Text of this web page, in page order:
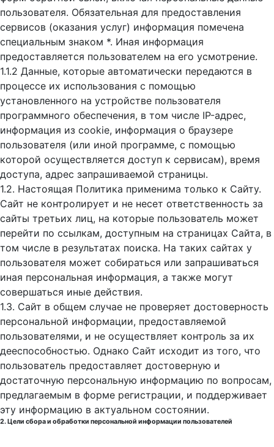
пользователя. Обязательная для предоставления
сервисов (оказания услуг) информация помечена
специальным знаком *. Иная информация
предоставляется пользователем на его усмотрение.
1.1.2 Данные, которые автоматически передаются в
процессе их использования с помощью
установленного на устройстве пользователя
программного обеспечения, в том числе IP-адрес,
информация из cookie, информация о браузере
пользователя (или иной программе, с помощью
которой осуществляется доступ к cервисам), время
доступа, адрес запрашиваемой страницы.
1.2. Настоящая Политика применима только к Сайту.
Сайт не контролирует и не несет ответственность за
сайты третьих лиц, на которые пользователь может
перейти по ссылкам, доступным на страницах Сайта, в
том числе в результатах поиска. На таких сайтах у
пользователя может собираться или запрашиваться
иная персональная информация, а также могут
совершаться иные действия.
1.3. Сайт в общем случае не проверяет достоверность
персональной информации, предоставляемой
пользователями, и не осуществляет контроль за их
дееспособностью. Однако Сайт исходит из того, что
пользователь предоставляет достоверную и
достаточную персональную информацию по вопросам,
предлагаемым в форме регистрации, и поддерживает
эту информацию в актуальном состоянии.
2. Цели сбора и обработки персональной информации пользователей